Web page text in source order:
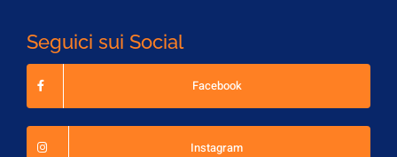
Seguici sui Social
Facebook
Instagram